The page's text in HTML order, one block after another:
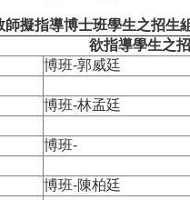
師擬指導博士班學生之招生
欲指導學生之
博班-郭威廷
博班-林孟廷
博班-
博班-陳柏廷